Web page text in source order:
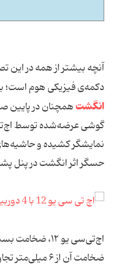
آنچه بیشتر از همه در
دکمه‌ی فیزیکی هوم است؛
انگشتهمچنان در پایین
نمایشگر کشیده و
حسگر اثر انگشت در پنل
اچ‌تی‌سی یو ۱۲،
ضخامت آن از ۶